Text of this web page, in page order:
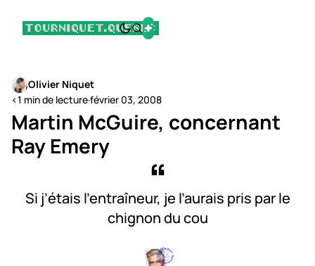
Olivier Niquet
<1 min de lecture·février 03, 2008
Martin McGuire, concernant
Ray Emery
Si j’étais l’entraîneur, je l’aurais pris par le
chignon du cou